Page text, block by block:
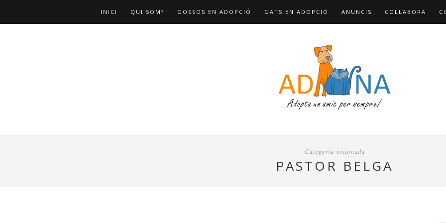
INICI QUI SOM? GOSSOS EN ADOPCIÓ GATS EN ADOPCIÓ ANUNCIS COL·LABORA
Categoria visionada
PASTOR BELGA